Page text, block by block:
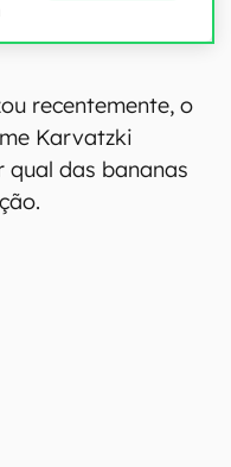
recentemente, o
Karvatzki
das bananas